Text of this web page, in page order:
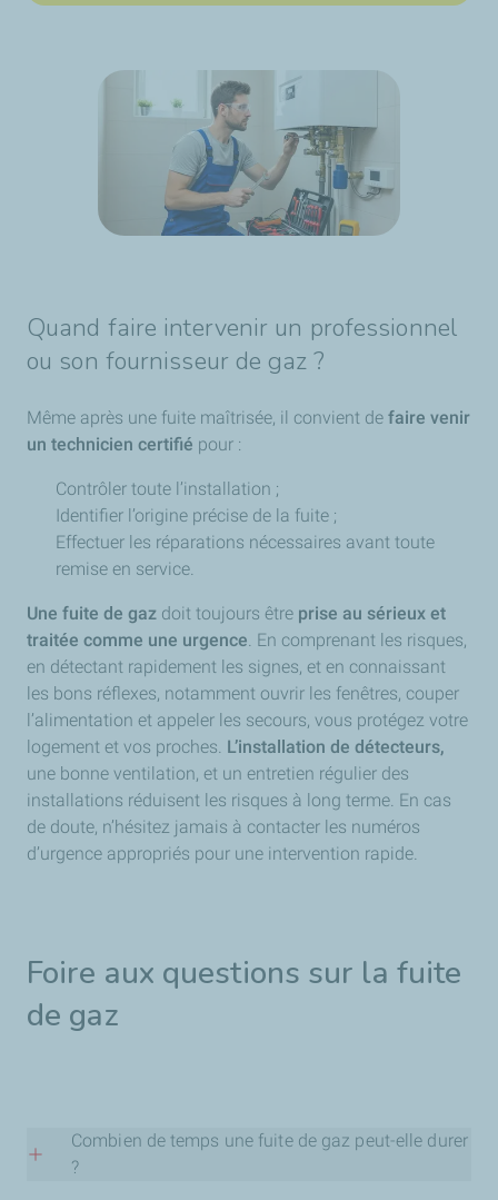
Quand faire intervenir un professionnel
ou son fournisseur de gaz ?
Même après une fuite maîtrisée, il convient de faire venir
un technicien certifié pour :
Contrôler toute l’installation ;
Identifier l’origine précise de la fuite ;
Effectuer les réparations nécessaires avant toute
remise en service.
Une fuite de gaz doit toujours être prise au sérieux et
traitée comme une urgence . En comprenant les risques,
en détectant rapidement les signes, et en connaissant
les bons réflexes, notamment ouvrir les fenêtres, couper
l’alimentation et appeler les secours, vous protégez votre
logement et vos proches. L’installation de détecteurs,
une bonne ventilation, et un entretien régulier des
installations réduisent les risques à long terme. En cas
de doute, n’hésitez jamais à contacter les numéros
d’urgence appropriés pour une intervention rapide.
Foire aux questions sur la fuite
de gaz
Combien de temps une fuite de gaz peut-elle durer
?